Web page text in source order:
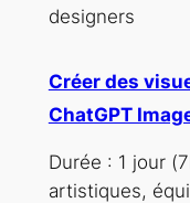
designers
Créer des
ChatGPT
Durée : 1 jour
artistiques,